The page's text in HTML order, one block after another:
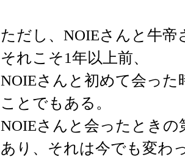
ただし、NOIEさんと牛
それこそ1年以上前、
NOIEさんと初めて会っ
ことでもある。
NOIEさんと会ったとき
あり、それは今でも変わ